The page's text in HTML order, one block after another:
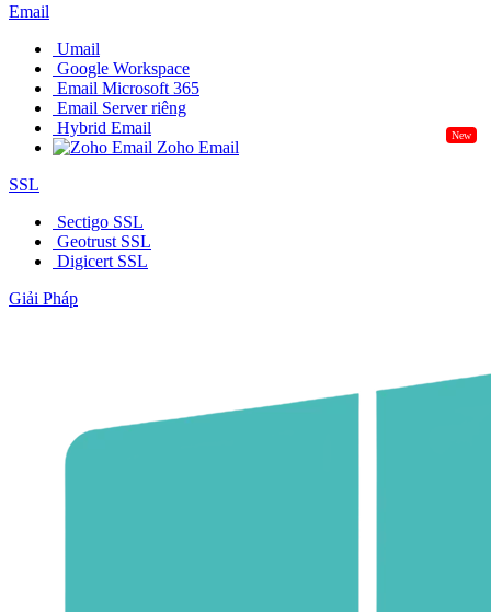
Email
Umail
Google Workspace
Email Microsoft 365
Email Server riêng
Hybrid Email
New
Zoho Email
SSL
Sectigo SSL
Geotrust SSL
Digicert SSL
Giải Pháp